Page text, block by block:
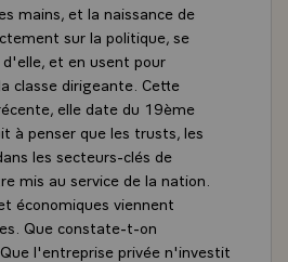
mains, et la naissance de
sur la politique, se
et en usent pour
classe dirigeante. Cette
elle date du 19ème
à penser que les trusts, les
les secteurs-clés de
mis au service de la nation.
économiques viennent
Que constate-t-on
l'entreprise privée n'investit